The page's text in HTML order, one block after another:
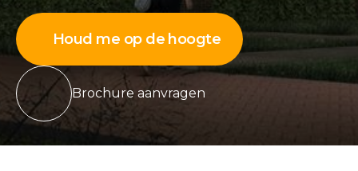
Houd me op de hoogte
Brochure aanvragen